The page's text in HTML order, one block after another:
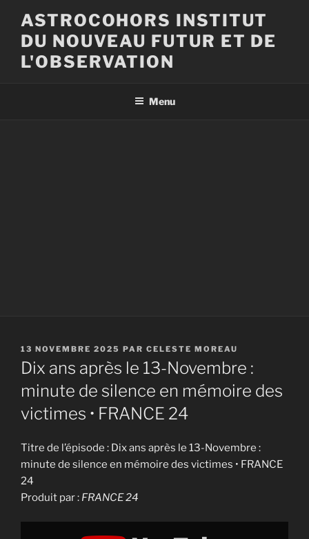
contenu
principal
ASTROCOHORS INSTITUT
DU NOUVEAU FUTUR ET DE
L'OBSERVATION
Menu
PUBLIÉ
LE
13 NOVEMBRE 2025 PAR CELESTE MOREAU
Dix ans après le 13-Novembre :
minute de silence en mémoire des
victimes • FRANCE 24
Titre de l’épisode : Dix ans après le 13-Novembre :
minute de silence en mémoire des victimes • FRANCE
24
Produit par : FRANCE 24
Display